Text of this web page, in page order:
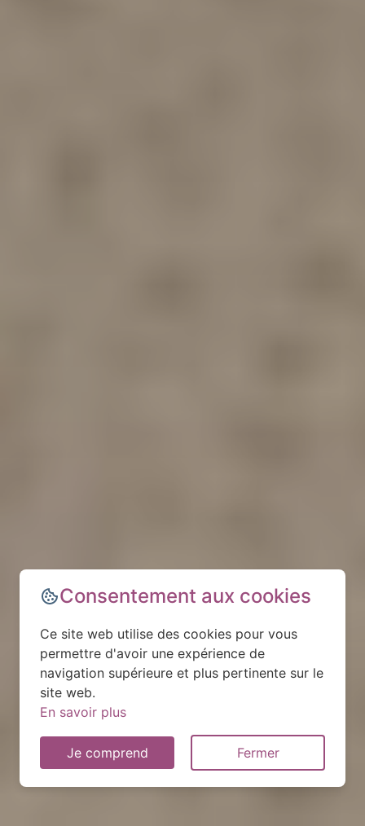
Consentement aux cookies
Ce site web utilise des cookies pour vous
permettre d'avoir une expérience de
navigation supérieure et plus pertinente sur le
site web.
En savoir plus
Je comprend Fermer